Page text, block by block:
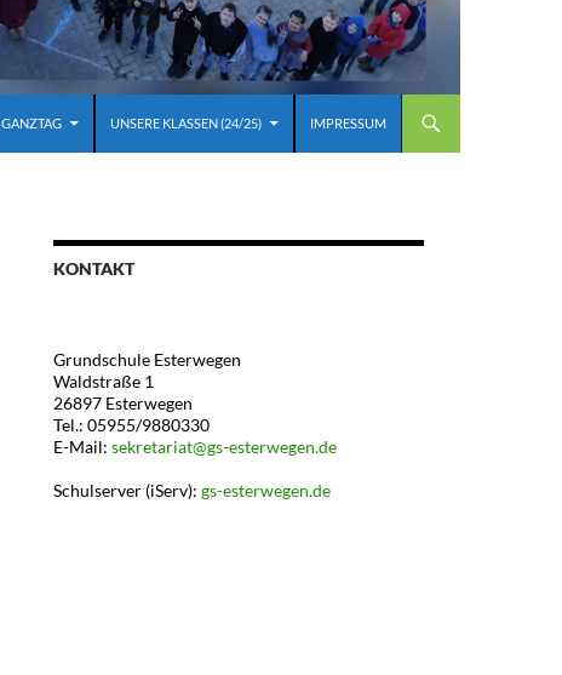
GANZTAG UNSERE KLASSEN (24/25) IMPRESSUM
KONTAKT
Grundschule Esterwegen
Waldstraße 1
26897 Esterwegen
Tel.: 05955/9880330
E-Mail: sekretariat@gs-esterwegen.de
Schulserver (iServ): gs-esterwegen.de